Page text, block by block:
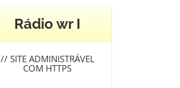
Rádio wr I
//SITE ADMINISTRÁVEL
COM HTTPS